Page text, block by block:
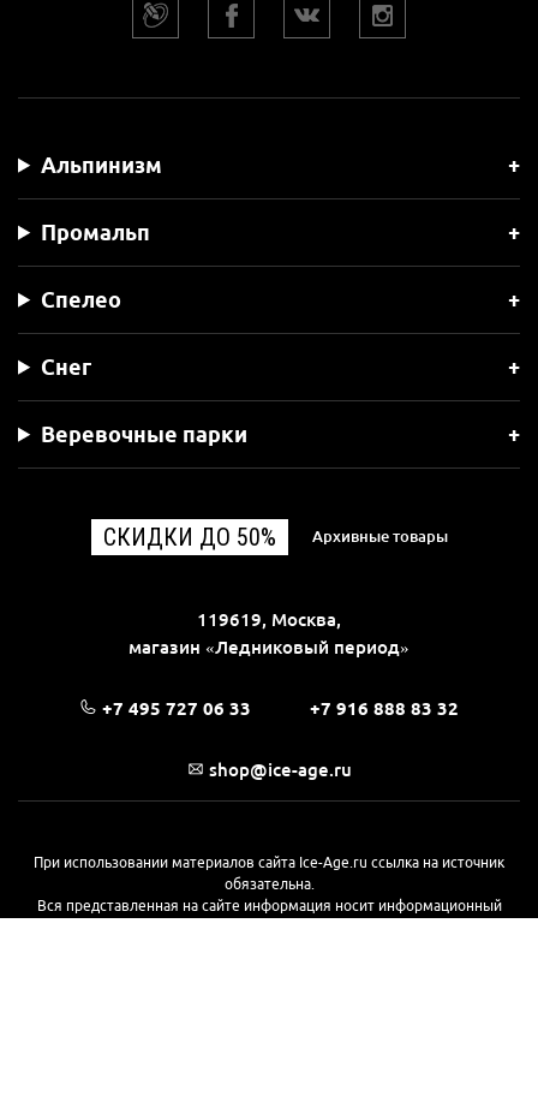
Альпинизм
Промальп
Спелео
Снег
Веревочные парки
СКИДКИ ДО 50% Архивные товары
119619, Москва,
магазин «Ледниковый период»
+7 495 727 06 33 +7 916 888 83 32
shop@ice-age.ru
При использовании материалов сайта Ice-Age.ru ссылка на источник
обязательна.
Вся представленная на сайте информация носит информационный